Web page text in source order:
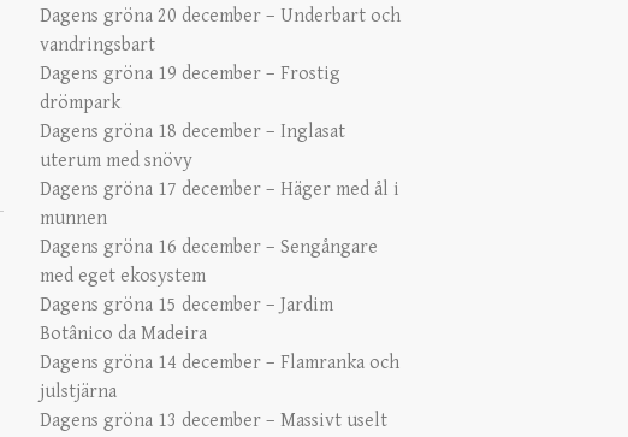
Dagens gröna 20 december – Underbart och
vandringsbart
Dagens gröna 19 december – Frostig
drömpark
Dagens gröna 18 december – Inglasat
uterum med snövy
Dagens gröna 17 december – Häger med ål i
munnen
Dagens gröna 16 december – Sengångare
med eget ekosystem
Dagens gröna 15 december – Jardim
Botânico da Madeira
Dagens gröna 14 december – Flamranka och
julstjärna
Dagens gröna 13 december – Massivt uselt